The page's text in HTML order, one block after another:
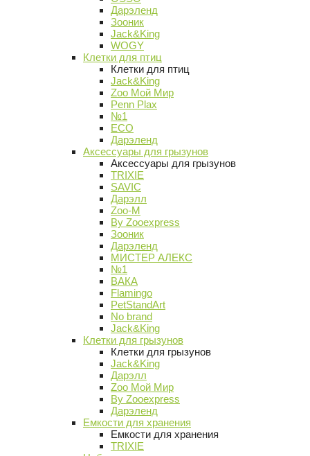
Дарэленд
Зооник
Jack&King
WOGY
Клетки для птиц
Клетки для птиц
Jack&King
Zoo Мой Мир
Penn Plax
№1
ECO
Дарэленд
Аксессуары для грызунов
Аксессуары для грызунов
TRIXIE
SAVIC
Дарэлл
Zoo-M
By Zooexpress
Зооник
Дарэленд
МИСТЕР АЛЕКС
№1
ВАКА
Flamingo
PetStandArt
No brand
Jack&King
Клетки для грызунов
Клетки для грызунов
Jack&King
Дарэлл
Zoo Мой Мир
By Zooexpress
Дарэленд
Емкости для хранения
Емкости для хранения
TRIXIE